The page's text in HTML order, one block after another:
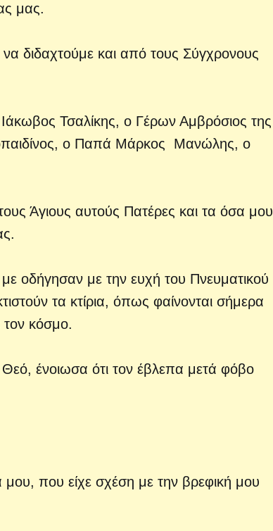
μας.
διδαχτούμε και από τους Σύγχρονους
Τσαλίκης, ο Γέρων Αμβρόσιος της
ο Παπά Μάρκος Μανώλης, ο
Άγιους αυτούς Πατέρες και τα όσα μου
οδήγησαν με την ευχή του Πνευματικού
τα κτίρια, όπως φαίνονται σήμερα
τον κόσμο.
ένοιωσα ότι τον έβλεπα μετά φόβο
που είχε σχέση με την βρεφική μου